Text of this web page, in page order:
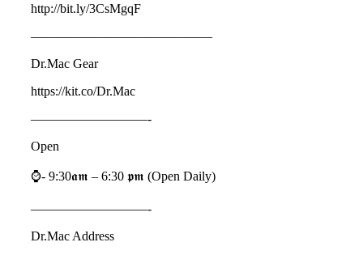
http://bit.ly/3CsMgqF
——————————————
Dr.Mac Gear
https://kit.co/Dr.Mac
—————————-
Open
⌚️- 9:30𝖆𝖒 – 6:30 𝖕𝖒 (Open Daily)
—————————-
Dr.Mac Address